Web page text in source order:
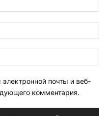
почты и веб-
комментария.